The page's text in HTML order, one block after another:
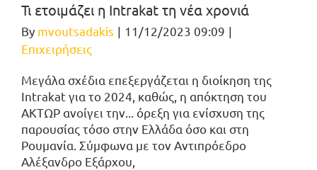
Τι ετοιμάζει η Intrakat τη νέα χρονιά
By mvoutsadakis | 11/12/2023 09:09 |
Επιχειρήσεις
Μεγάλα σχέδια επεξεργάζεται η διοίκηση της
Intrakat για το 2024, καθώς, η απόκτηση του
ΑΚΤΩΡ ανοίγει την... όρεξη για ενίσχυση της
παρουσίας τόσο στην Ελλάδα όσο και στη
Ρουμανία. Σύμφωνα με τον Αντιπρόεδρο
Αλέξανδρο Εξάρχου,